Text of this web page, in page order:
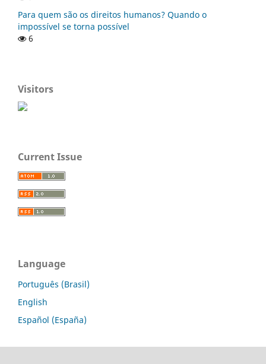
Para quem são os direitos humanos? Quando o
impossível se torna possível
6
Visitors
Current Issue
Language
Português (Brasil)
English
Español (España)